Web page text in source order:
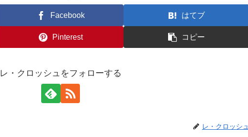
Facebook はてブ
Pinterest コピー
レ・クロッシュをフォローする
レ・クロッシュ